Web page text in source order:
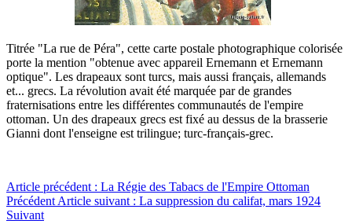
Titrée "La rue de Péra", cette carte postale photographique colorisée
porte la mention "obtenue avec appareil Ernemann et Ernemann
optique". Les drapeaux sont turcs, mais aussi français, allemands
et... grecs. La révolution avait été marquée par de grandes
fraternisations entre les différentes communautés de l'empire
ottoman. Un des drapeaux grecs est fixé au dessus de la brasserie
Gianni dont l'enseigne est trilingue; turc-français-grec.
Article précédent : La Régie des Tabacs de l'Empire Ottoman
Précédent Article suivant : La suppression du califat, mars 1924
Suivant